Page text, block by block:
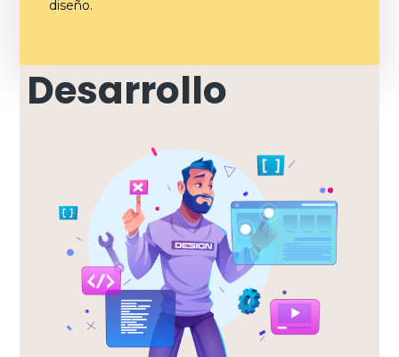
diseño.
Desarrollo